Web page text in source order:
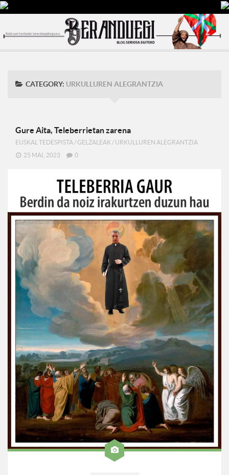
CATEGORY: URKULLUREN ALEGRANTZIA
Gure Aita, Teleberrietan zarena
EUSKAL TEDESPISTA /GELZALEAK / URKULLUREN ALEGRANTZIA
25 MAI, 2023
0